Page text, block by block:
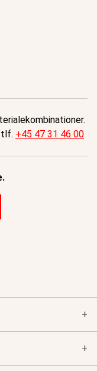
tlf. +45 47 31 46 00
+
+